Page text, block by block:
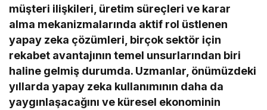
müşteri ilişkileri, üretim süreçleri ve karar
alma mekanizmalarında aktif rol üstlenen
yapay zeka çözümleri, birçok sektör için
rekabet avantajının temel unsurlarından biri
haline gelmiş durumda. Uzmanlar, önümüzdeki
yıllarda yapay zeka kullanımının daha da
yaygınlaşacağını ve küresel ekonominin